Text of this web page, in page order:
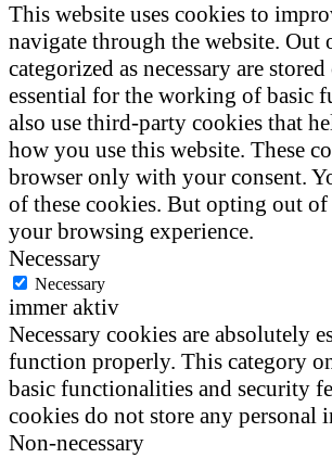
This website uses cookies to
navigate through the website. Out
categorized as necessary are
essential for the working of basic
also use third-party cookies that
how you use this website. These
browser only with your consent.
of these cookies. But opting out
your browsing experience.
Necessary
Necessary
immer aktiv
Necessary cookies are absolutely
function properly. This category
basic functionalities and security
cookies do not store any personal
Non-necessary